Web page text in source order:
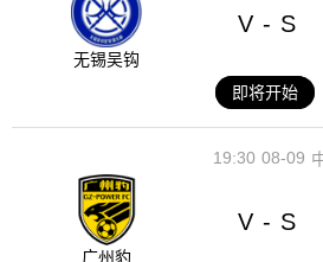
无锡吴钩
V - S
即将开始
08-09
19:30
广州豹
V - S